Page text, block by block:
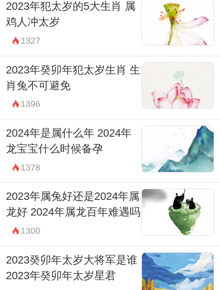
2023年犯太岁的5大生肖 属
鸡人冲太岁
1327
2023年癸卯年犯太岁生肖 生
肖兔不可避免
1396
2024年是属什么年 2024年
龙宝宝什么时候备孕
1378
2023年属兔好还是2024年属
龙好 2024年属龙百年难遇吗
1300
2023癸卯年太岁大将军是谁
2023年癸卯年太岁星君